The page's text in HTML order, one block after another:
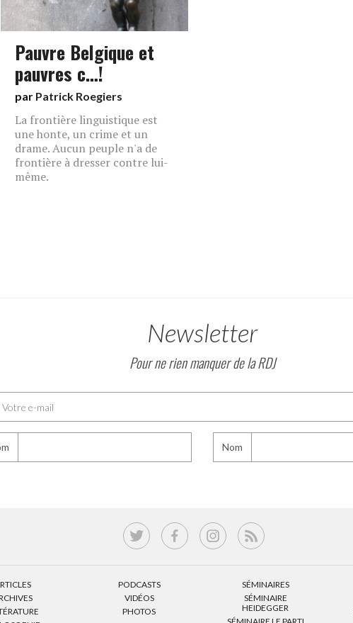
Pauvre Belgique et
pauvres c…!
par Patrick Roegiers
La frontière linguistique est
une honte, un crime et un
drame. Aucun peuple n'a de
frontière à dresser contre lui-
même.
Newsletter
Pour ne rien manquer de la RDJ
Nom
PODCASTS
VIDÉOS
PHOTOS
SÉMINAIRES
SÉMINAIRE
HEIDEGGER